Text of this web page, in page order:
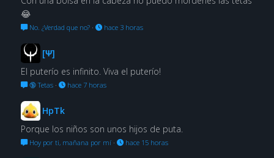
😂
No. ¿Verdad que no?· hace 3 horas
[Ψ]
El puterío es infinito. Viva el puterío!
🔞 Tetas· hace 7 horas
HpTk
Porque los niños son unos hijos de puta.
Hoy por ti, mañana por mí· hace 15 horas